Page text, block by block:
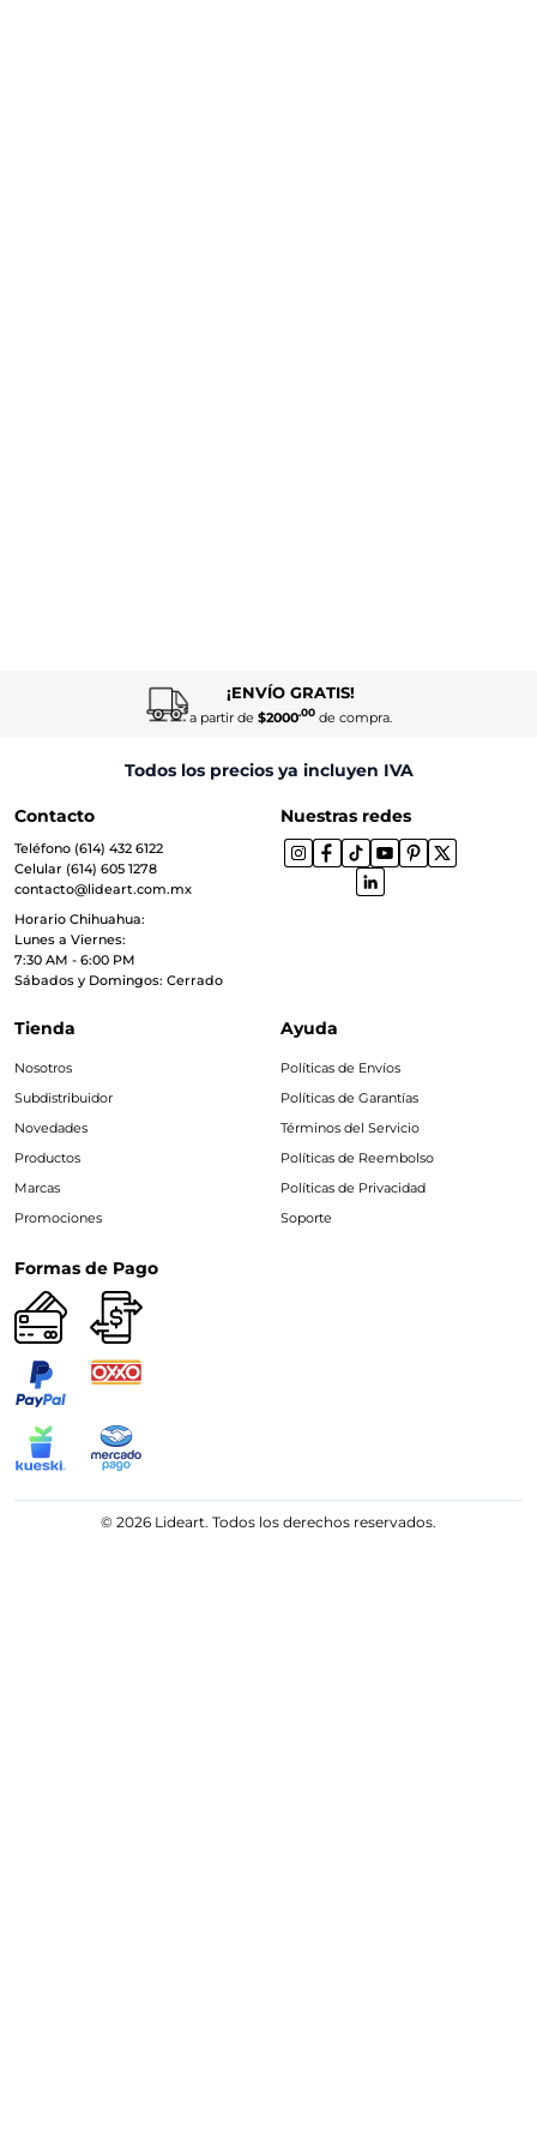
¡ENVÍO GRATIS!
a partir de $2000.00de compra.
Todos los precios ya incluyen IVA
Contacto
Teléfono (614) 432 6122
Celular (614) 605 1278
contacto@lideart.com.mx
Horario Chihuahua:
Lunes a Viernes:
7:30 AM - 6:00 PM
Sábados y Domingos: Cerrado
Nuestras redes
Tienda
Nosotros
Subdistribuidor
Novedades
Productos
Marcas
Promociones
Ayuda
Políticas de Envíos
Políticas de Garantías
Términos del Servicio
Políticas de Reembolso
Políticas de Privacidad
Soporte
Formas de Pago
© 2026 Lideart. Todos los derechos reservados.